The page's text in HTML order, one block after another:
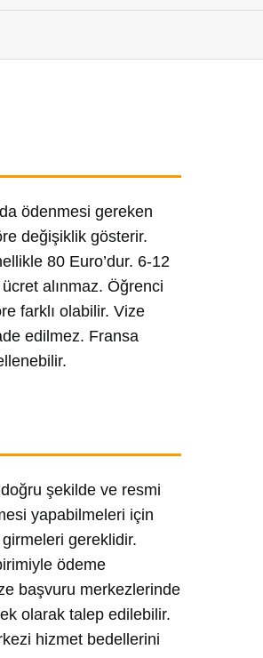
ödenmesi gereken
değişiklik gösterir.
80 Euro’dur. 6-12
alınmaz. Öğrenci
farklı olabilir. Vize
edilmez. Fransa
şekilde ve resmi
yapabilmeleri için
gereklidir.
ödeme
başvuru merkezlerinde
olarak talep edilebilir.
hizmet bedellerini